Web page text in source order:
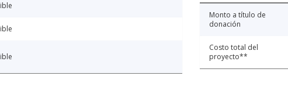
Monto a título de
donación
Costo total del
proyecto**